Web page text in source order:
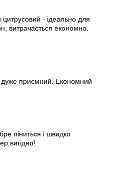
- ідеально для
витрачається економно.
приємний. Економний
піниться і швидко
вигідно!